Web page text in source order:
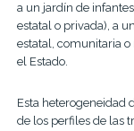
a un jardín de
estatal o privada), a
estatal, comunitaria
el Estado.
Esta heterogeneidad
de los perfiles de las